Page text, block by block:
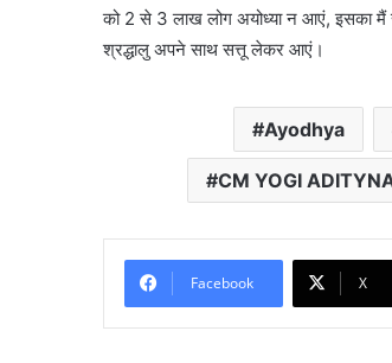
को 2 से 3 लाख लोग अयोध्या न आएं, इसका मैं
श्रद्धालु अपने साथ सत्तू लेकर आएं।
Ayodhya
CM YOGI
Facebook X